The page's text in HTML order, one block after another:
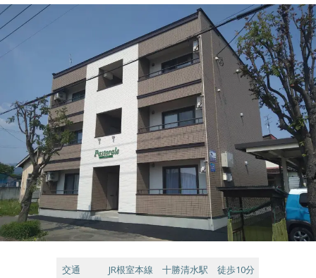
交通
JR根室本線 十勝清水駅 徒歩10分